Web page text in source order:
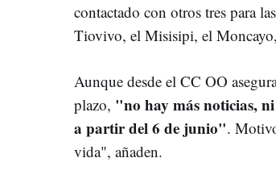
contactado con otros tres para
Tiovivo, el Misisipi, el
Aunque desde el CC OO
plazo, "no hay más noticias,
a partir del 6 de junio".
vida", añaden.